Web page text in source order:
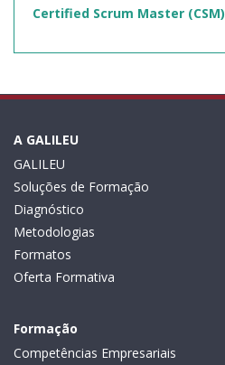
Certified Scrum Master (CSM)
A GALILEU
GALILEU
Soluções de Formação
Diagnóstico
Metodologias
Formatos
Oferta Formativa
Formação
Competências Empresariais